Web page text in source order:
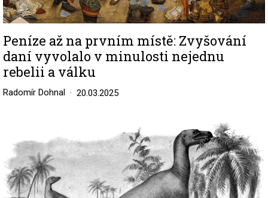
Peníze až na prvním místě: Zvyšování
daní vyvolalo v minulosti nejednu
rebelii a válku
Radomír Dohnal 20.03.2025